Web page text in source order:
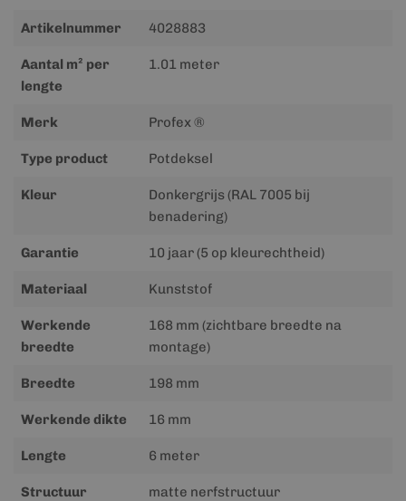
Meer
Artikelnummer 4028883
Aantal m² per
lengte
1.01 meter
Merk Profex ®
Type product Potdeksel
Kleur
Donkergrijs (RAL 7005 bij
benadering)
Garantie 10 jaar (5 op kleurechtheid)
Materiaal Kunststof
Werkende
breedte
168 mm (zichtbare breedte na
montage)
Breedte 198 mm
Werkende dikte 16 mm
Lengte 6 meter
Structuur matte nerfstructuur